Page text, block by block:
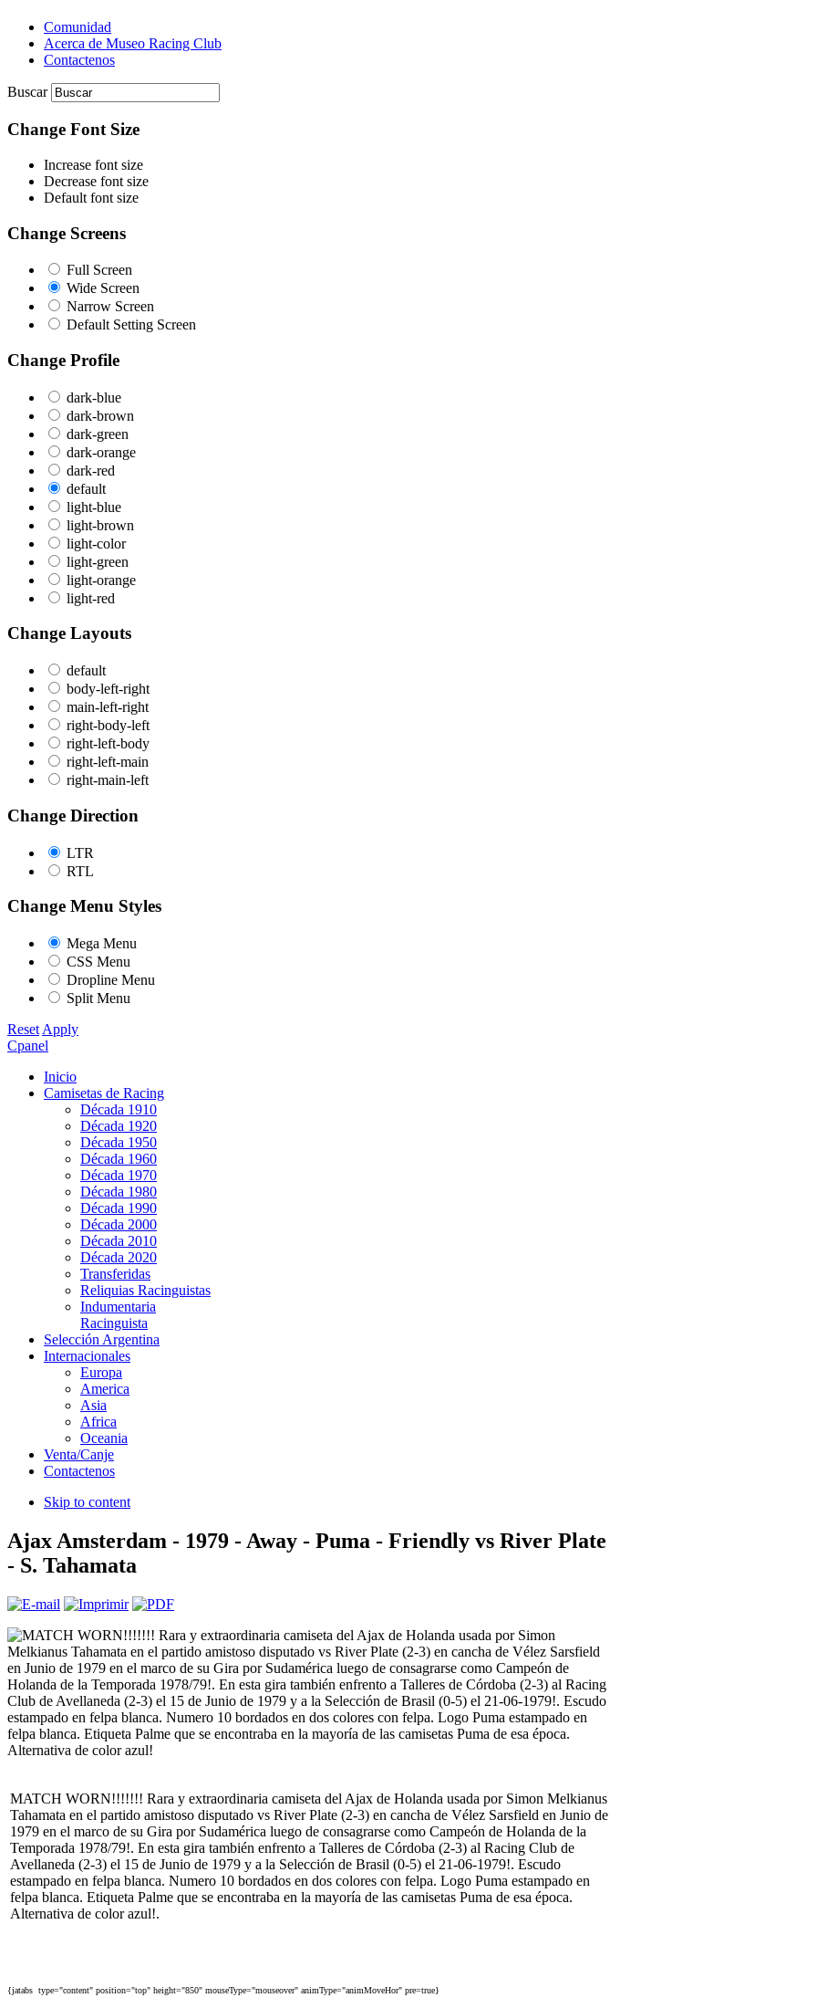
Comunidad
Acerca de Museo Racing Club
Contactenos
Buscar
Change Font Size
Increase font size
Decrease font size
Default font size
Change Screens
Full Screen
Wide Screen
Narrow Screen
Default Setting Screen
Change Profile
dark-blue
dark-brown
dark-green
dark-orange
dark-red
default
light-blue
light-brown
light-color
light-green
light-orange
light-red
Change Layouts
default
body-left-right
main-left-right
right-body-left
right-left-body
right-left-main
right-main-left
Change Direction
LTR
RTL
Change Menu Styles
Mega Menu
CSS Menu
Dropline Menu
Split Menu
Reset Apply
Cpanel
Inicio
Camisetas de Racing
Década 1910
Década 1920
Década 1950
Década 1960
Década 1970
Década 1980
Década 1990
Década 2000
Década 2010
Década 2020
Transferidas
Reliquias Racinguistas
Indumentaria
Racinguista
Selección Argentina
Internacionales
Europa
America
Asia
Africa
Oceania
Venta/Canje
Contactenos
Skip to content
Ajax Amsterdam - 1979 - Away - Puma - Friendly vs River Plate
- S. Tahamata
MATCH WORN!!!!!!! Rara y extraordinaria camiseta del Ajax de Holanda usada por Simon Melkianus
Tahamata en el partido amistoso disputado vs River Plate (2-3) en cancha de Vélez Sarsfield en Junio de
1979 en el marco de su Gira por Sudamérica luego de consagrarse como Campeón de Holanda de la
Temporada 1978/79!. En esta gira también enfrento a Talleres de Córdoba (2-3) al Racing Club de
Avellaneda (2-3) el 15 de Junio de 1979 y a la Selección de Brasil (0-5) el 21-06-1979!. Escudo
estampado en felpa blanca. Numero 10 bordados en dos colores con felpa. Logo Puma estampado en
felpa blanca. Etiqueta Palme que se encontraba en la mayoría de las camisetas Puma de esa época.
Alternativa de color azul!.
{jatabs type="content" position="top" height="850" mouseType="mouseover" animType="animMoveHor" pre=true}